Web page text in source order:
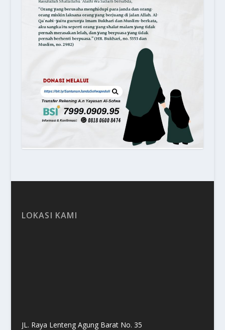
LOKASI KAMI
JL. Raya Lenteng Agung Barat No. 35